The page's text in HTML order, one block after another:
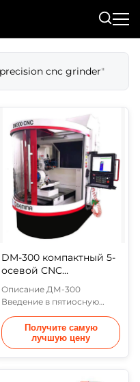
cnc grinder"
DM-300 компактный 5-
осевой CNC
инструмент
шлифовальной
машины
Описание ДМ-300
Введение в пятиосную
шлифовальную машину
является а ЧПУ инструмент
производство машина
развитый для полный
Получите самую
лучшую цену